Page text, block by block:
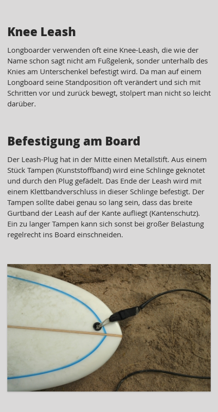
Knee Leash
Longboarder verwenden oft eine Knee-Leash, die wie der
Name schon sagt nicht am Fußgelenk, sonder unterhalb des
Knies am Unterschenkel befestigt wird. Da man auf einem
Longboard seine Standposition oft verändert und sich mit
Schritten vor und zurück bewegt, stolpert man nicht so leicht
darüber.
Befestigung am Board
Der Leash-Plug hat in der Mitte einen Metallstift. Aus einem
Stück Tampen (Kunststoffband) wird eine Schlinge geknotet
und durch den Plug gefädelt. Das Ende der Leash wird mit
einem Klettbandverschluss in dieser Schlinge befestigt. Der
Tampen sollte dabei genau so lang sein, dass das breite
Gurtband der Leash auf der Kante aufliegt (Kantenschutz).
Ein zu langer Tampen kann sich sonst bei großer Belastung
regelrecht ins Board einschneiden.